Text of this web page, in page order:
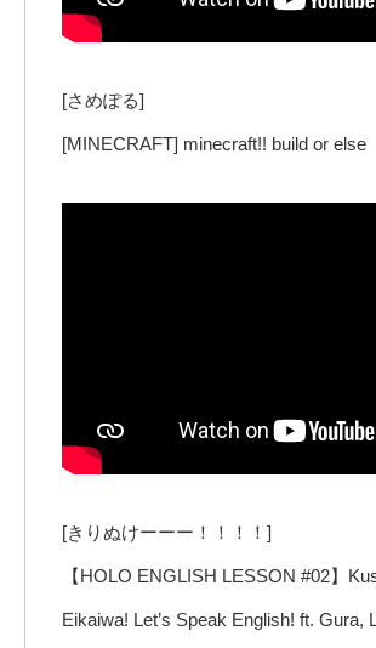
[さめぽる]
[MINECRAFT] minecraft!! build or else
[きりぬけーーー！！！！]
【HOLO ENGLISH LESSON #02】
Eikaiwa! Let’s Speak English! ft. Gura,